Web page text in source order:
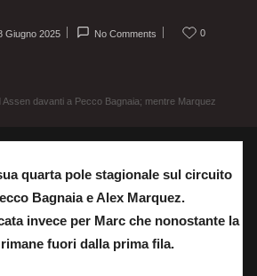
Giugno 2025 No Comments 0
davanti a Pecco Bagnaia; mentre Marquez
quarta pole stagionale sul circuito
Bagnaia e Alex Marquez.
invece per Marc che nonostante la
fuori dalla prima fila.